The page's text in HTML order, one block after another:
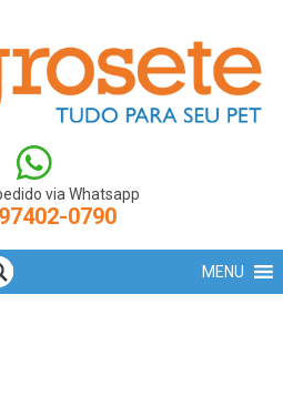
gtm.js?
})
N9LBXCV');
via Whatsapp
0790
MENU